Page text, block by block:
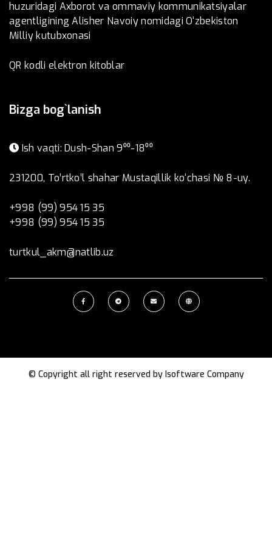
huzuridagi Axborot va ommaviy kommunikatsiyalar
agentligining Alisher Navoiy nomidagi O‘zbekiston
Milliy kutubxonasi
QR kodli elektron kitoblar
Bizga bog`lanish
Ish vaqti: Dush-Shan 9⁰⁰-18⁰⁰
231200, To’rtko’l shahar Mustaqillik ko‘chasi № 8-uy.
+998 (99) 954 15 35
+998 (99) 954 15 35
turtkul_akm@natlib.uz
© Copyright all right reserved by Isoftware Company